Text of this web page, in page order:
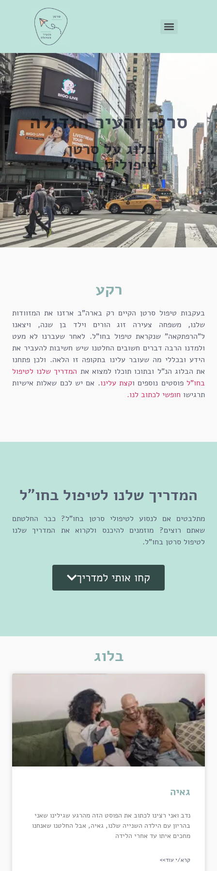
סרטן והעיר הגדולה
בלוג על סרטן,
טיפולים בחו"ל
ועלינו
רקע
בעקבות טיפול סרטן הקיים רק בארה"ב ארזנו את המזוודות
שלנו, משפחה צעירה זוג הורים וילד בן שנה, ויצאנו
ל"הרפתקאה" שנקראת טיפול בחו"ל. לאחר שעברנו לא מעט
ולמדנו הרבה דברים חשובים החלטנו שיש חשיבות להעביר את
הידע ובכללי מה שעובר עלינו בתקופה זו הלאה. ולכן פתחנו
את הבלוג הנ"ל ובתוכו תוכלו למצוא את המדריך שלנו לטיפול
בחו"ל פוסטים נוספים וקצת עלינו. אם יש לכם שאלות אישיות
תרגישו חופשי לכתוב לנו.
המדריך שלנו לטיפול בחו"ל
מתלבטים אם לנסוע לטיפולי סרטן בחו"ל? כבר החלטתם
שאתם רוצים? מוזמנים להיכנס ולקרוא את המדריך שלנו
לטיפול סרטן בחו"ל.
קחו אותי למדריך
בלוג
גאיה
נדב ואני רצינו לכתוב את הפוסט הזה מהרגע שגילינו שאני
בהריון עם הילדה השנייה שלנו, גאיה, אבל החלטנו שאנחנו
מחכים איתו עד אחרי הלידה
קרא/י עוד>>